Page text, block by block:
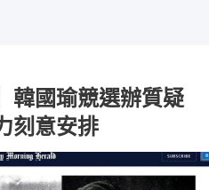
韓國瑜競選辦質疑
刻意安排